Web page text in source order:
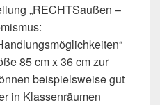
„RECHTSaußen –
85 cm x 36 cm zur
beispielsweise gut
in Klassenräumen